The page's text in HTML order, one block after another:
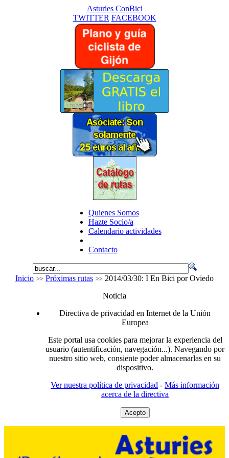
Asturies ConBici
TWITTER FACEBOOK
Quienes Somos
Hazte Socio/a
Calendario actividades
Contacto
Inicio Próximas rutas
2014/03/30: I En Bici por Oviedo
Noticia
Directiva de privacidad en Internet de la Unión
Europea
Este portal usa cookies para mejorar la experiencia del
usuario (autentificación, navegación...). Navegando por
nuestro sitio web, consiente poder almacenarlas en su
dispositivo.
Ver nuestra política de privacidad - Más información
acerca de la directiva
Acepto